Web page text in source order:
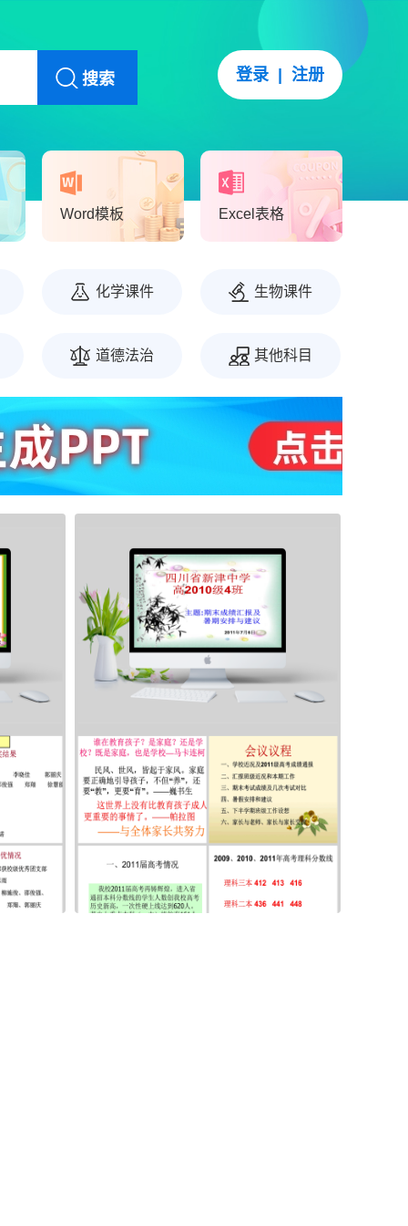
搜索 登录 注册
Word模板 Excel表格
化学课件 生物课件
道德法治 其他科目